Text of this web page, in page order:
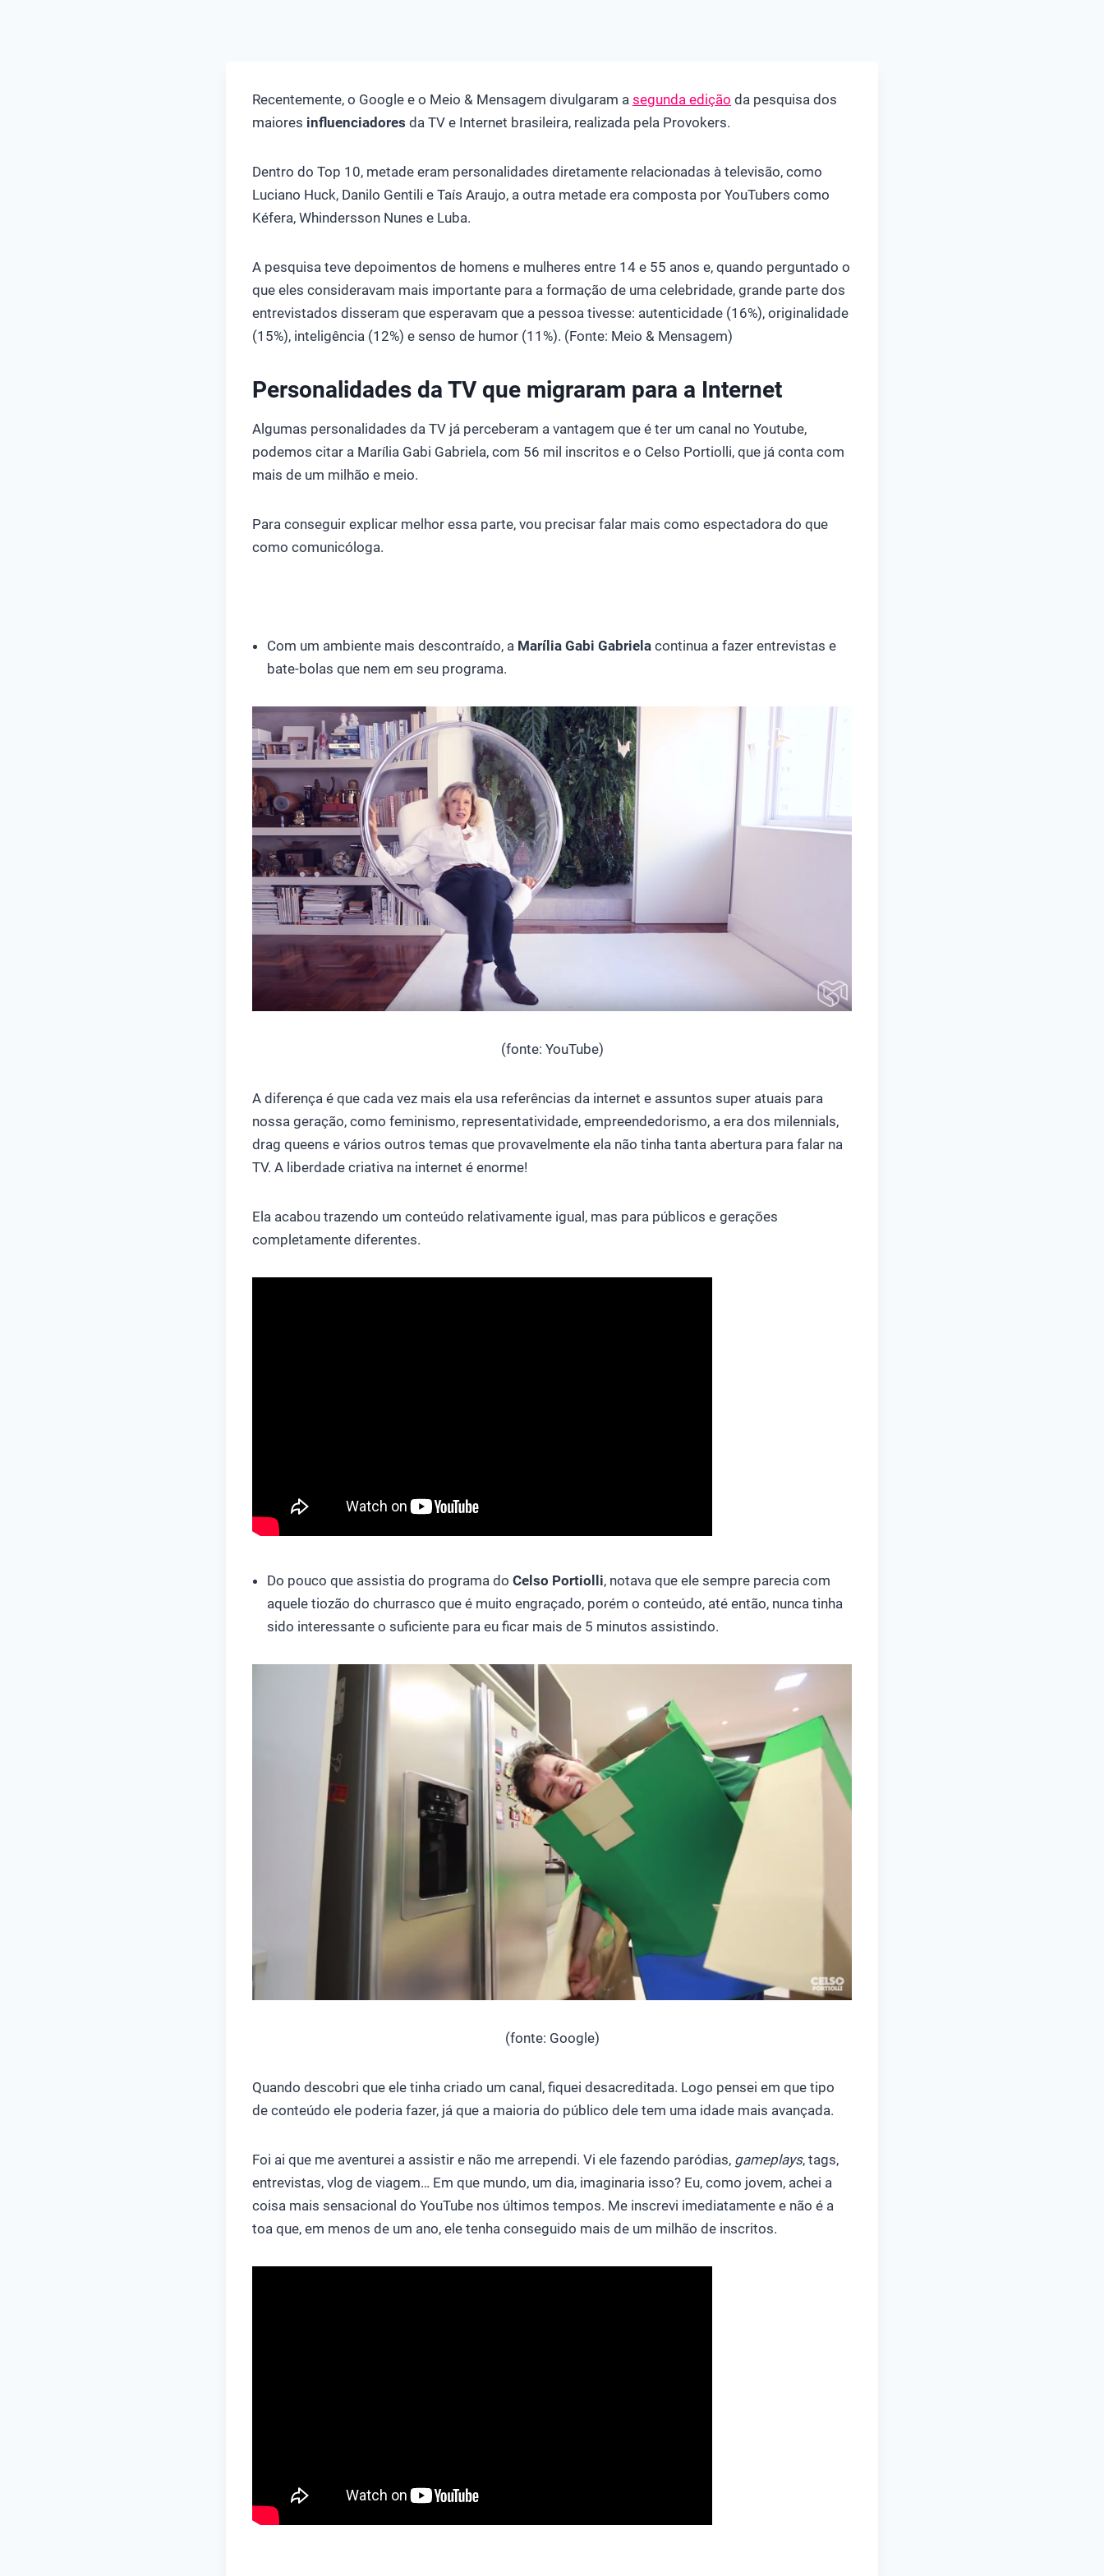
Recentemente, o Google e o Meio & Mensagem divulgaram a segunda edição da pesquisa dos
maiores influenciadores da TV e Internet brasileira, realizada pela Provokers.
Dentro do Top 10, metade eram personalidades diretamente relacionadas à televisão, como
Luciano Huck, Danilo Gentili e Taís Araujo, a outra metade era composta por YouTubers como
Kéfera, Whindersson Nunes e Luba.
A pesquisa teve depoimentos de homens e mulheres entre 14 e 55 anos e, quando perguntado o
que eles consideravam mais importante para a formação de uma celebridade, grande parte dos
entrevistados disseram que esperavam que a pessoa tivesse: autenticidade (16%), originalidade
(15%), inteligência (12%) e senso de humor (11%). (Fonte: Meio & Mensagem)
Personalidades da TV que migraram para a Internet
Algumas personalidades da TV já perceberam a vantagem que é ter um canal no Youtube,
podemos citar a Marília Gabi Gabriela, com 56 mil inscritos e o Celso Portiolli, que já conta com
mais de um milhão e meio.
Para conseguir explicar melhor essa parte, vou precisar falar mais como espectadora do que
como comunicóloga.
Com um ambiente mais descontraído, a Marília Gabi Gabriela continua a fazer entrevistas e
bate-bolas que nem em seu programa.
(fonte: YouTube)
A diferença é que cada vez mais ela usa referências da internet e assuntos super atuais para
nossa geração, como feminismo, representatividade, empreendedorismo, a era dos milennials,
drag queens e vários outros temas que provavelmente ela não tinha tanta abertura para falar na
TV. A liberdade criativa na internet é enorme!
Ela acabou trazendo um conteúdo relativamente igual, mas para públicos e gerações
completamente diferentes.
Do pouco que assistia do programa do Celso Portiolli, notava que ele sempre parecia com
aquele tiozão do churrasco que é muito engraçado, porém o conteúdo, até então, nunca tinha
sido interessante o suficiente para eu ficar mais de 5 minutos assistindo.
(fonte: Google)
Quando descobri que ele tinha criado um canal, fiquei desacreditada. Logo pensei em que tipo
de conteúdo ele poderia fazer, já que a maioria do público dele tem uma idade mais avançada.
Foi ai que me aventurei a assistir e não me arrependi. Vi ele fazendo paródias, gameplays, tags,
entrevistas, vlog de viagem… Em que mundo, um dia, imaginaria isso? Eu, como jovem, achei a
coisa mais sensacional do YouTube nos últimos tempos. Me inscrevi imediatamente e não é a
toa que, em menos de um ano, ele tenha conseguido mais de um milhão de inscritos.